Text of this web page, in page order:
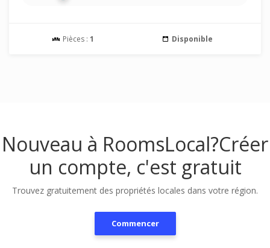
Pièces : 1 Disponible
Nouveau à RoomsLocal?Créer
un compte, c'est gratuit
Trouvez gratuitement des propriétés locales dans votre région.
Commencer